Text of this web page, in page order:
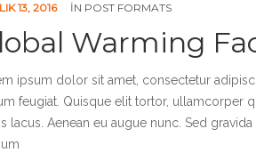
13, 2016 IN POST FORMATS
Warming
ipsum dolor sit amet, consectetur
feugiat. Quisque elit tortor, ullamcorper
lacus. Aenean eu augue nunc. Sed